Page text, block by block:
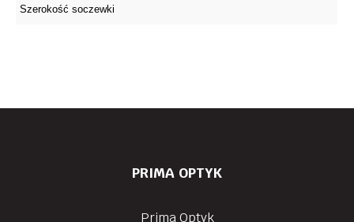
PRIMA OPTYK
Prima Optyk